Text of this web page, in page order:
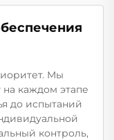
Мы
каждом этапе
до испытаний
контроль,